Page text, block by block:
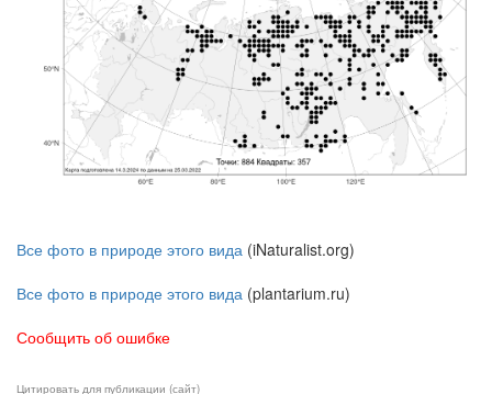
Все фото в природе этого вида (iNaturalist.org)
Все фото в природе этого вида (plantarium.ru)
Сообщить об ошибке
Цитировать для публикации (сайт)